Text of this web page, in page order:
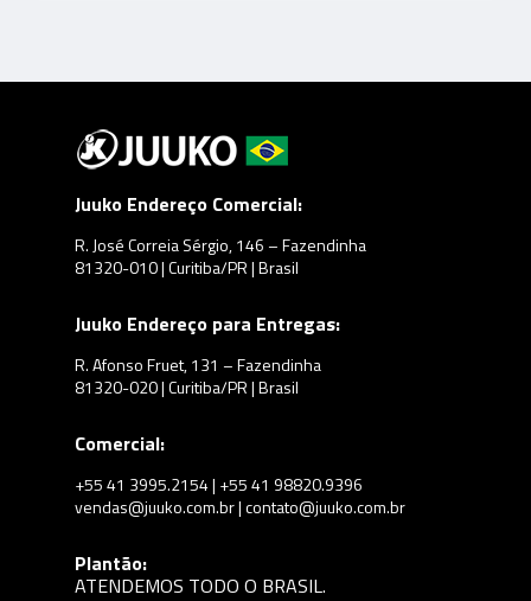
Juuko Endereço Comercial:
R. José Correia Sérgio, 146 – Fazendinha
81320-010 | Curitiba/PR | Brasil
Juuko Endereço para Entregas:
R. Afonso Fruet, 131 – Fazendinha
81320-020 | Curitiba/PR | Brasil
Comercial:
+55 41 3995.2154 | +55 41 98820.9396
vendas@juuko.com.br | contato@juuko.com.br
Plantão:
ATENDEMOS TODO O BRASIL.